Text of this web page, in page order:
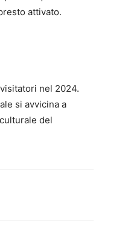
attivato.
nel 2024.
si avvicina a
del